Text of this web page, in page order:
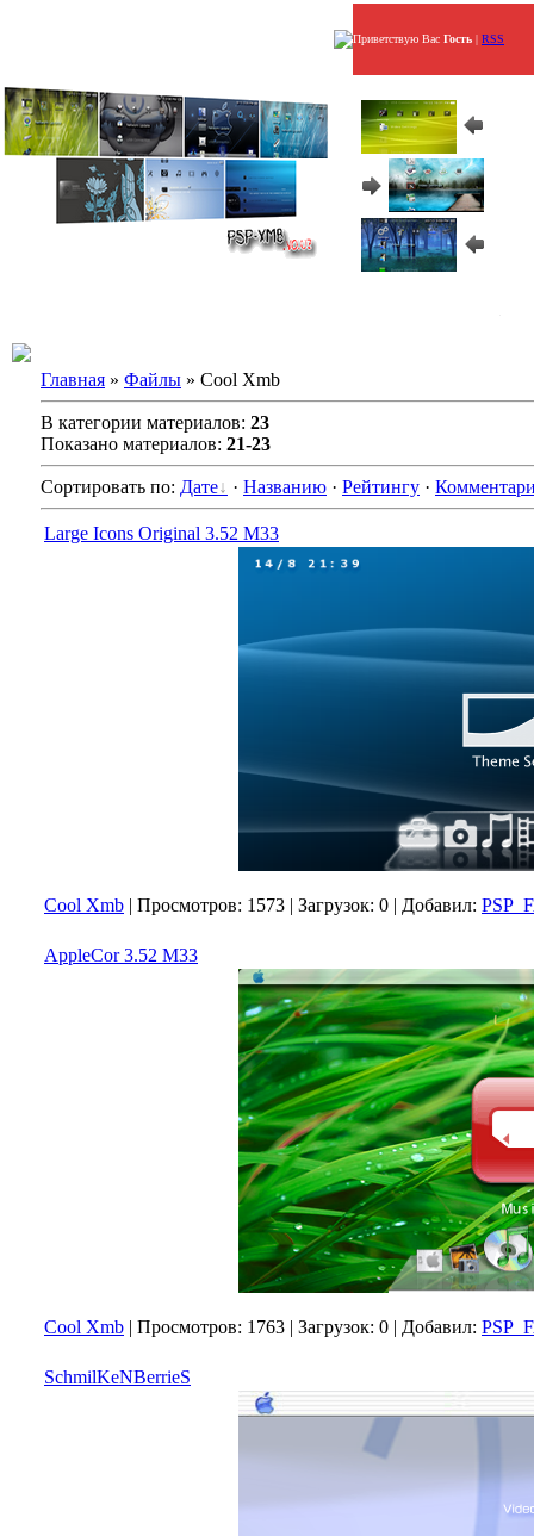
Приветствую Вас Гость | RSS
Главная » Файлы » Cool Xmb
В категории материалов: 23
Показано материалов: 21-23
Сортировать по: Дате · Названию · Рейтингу ·
Large Icons Original 3.52 M33
Cool Xmb | Просмотров: 1573 | Загрузок: 0 | Добавил:
AppleCor 3.52 M33
Cool Xmb | Просмотров: 1763 | Загрузок: 0 | Добавил:
SchmilKeNBerrieS